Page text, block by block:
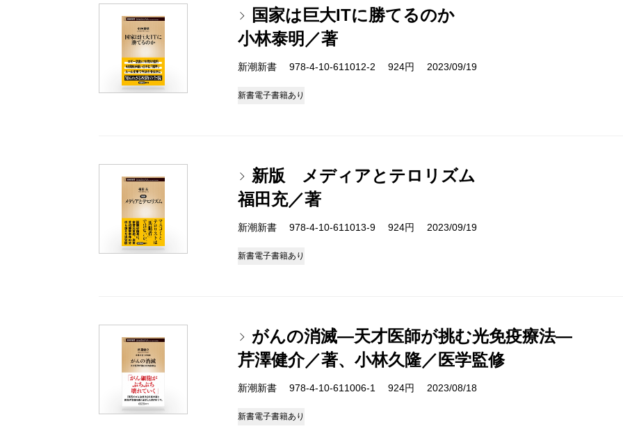
国家は巨大ITに勝てるのか
小林泰明／著
新潮新書 978-4-10-611012-2 924円 2023/09/19
新書電子書籍あり
新版 メディアとテロリズム
福田充／著
新潮新書 978-4-10-611013-9 924円 2023/09/19
新書電子書籍あり
がんの消滅―天才医師が挑む光免疫療法―
芹澤健介／著、小林久隆／医学監修
新潮新書 978-4-10-611006-1 924円 2023/08/18
新書電子書籍あり